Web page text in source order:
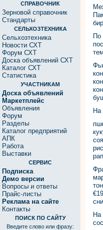
СПРАВОЧНИК
Зерновой справочник
Стандарты
СЕЛЬХОЗТЕХНИКА
Сельхозтехника
Новости СХТ
Форум СХТ
Доска объявлений СХТ
Каталог СХТ
Статистика
УЧАСТНИКАМ
Доска объявлений
Маркетплейс
Объявления
Форум
Разделы
Каталог предприятий
АПК
Работа
Выставки
СЕРВИС
Подписка
Демо версии
Вопросы и ответы
Прайс-листы
Реклама на сайте
Контакты
ПОИСК ПО САЙТУ
Введите слово или фразу:
По
На
На